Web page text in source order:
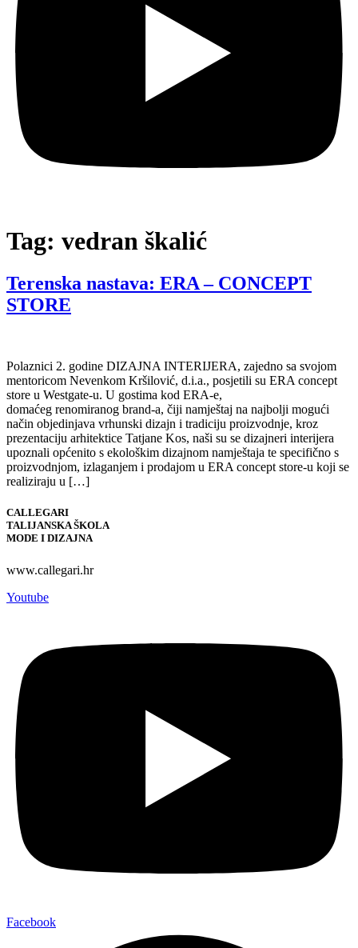
Tag: vedran škalić
Terenska nastava: ERA – CONCEPT
STORE
Polaznici 2. godine DIZAJNA INTERIJERA, zajedno sa svojom
mentoricom Nevenkom Kršilović, d.i.a., posjetili su ERA concept
store u Westgate-u. U gostima kod ERA-e,
domaćeg renomiranog brand-a, čiji namještaj na najbolji mogući
način objedinjava vrhunski dizajn i tradiciju proizvodnje, kroz
prezentaciju arhitektice Tatjane Kos, naši su se dizajneri interijera
upoznali općenito s ekološkim dizajnom namještaja te specifično s
proizvodnjom, izlaganjem i prodajom u ERA concept store-u koji se
realiziraju u […]
CALLEGARI
TALIJANSKA ŠKOLA
MODE I DIZAJNA
www.callegari.hr
Youtube
Facebook